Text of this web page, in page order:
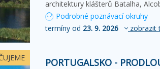
architektury klášterů Batalha,
Podrobné poznávací okruhy
termíny od 23. 9. 2026 zobrazit
PORTUGALSKO -